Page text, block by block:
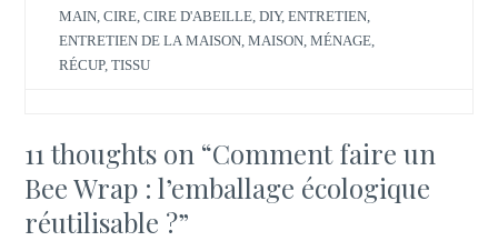
MAIN ,CIRE ,CIRE D'ABEILLE ,DIY,ENTRETIEN
ENTRETIEN DE LA MAISON ,MAISON ,MÉNAGE
RÉCUP,TISSU
11 thoughts on “Comment faire un
Bee Wrap : l’emballage écologique
réutilisable ?”